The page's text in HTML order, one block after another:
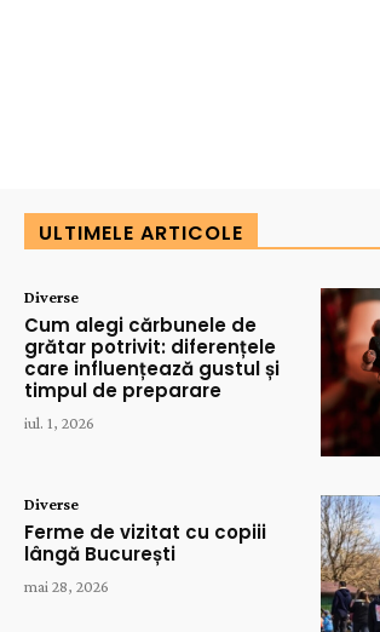
ULTIMELE ARTICOLE
Diverse
Cum alegi cărbunele de
grătar potrivit: diferențele
care influențează gustul și
timpul de preparare
iul. 1, 2026
Diverse
Ferme de vizitat cu copiii
lângă București
mai 28, 2026